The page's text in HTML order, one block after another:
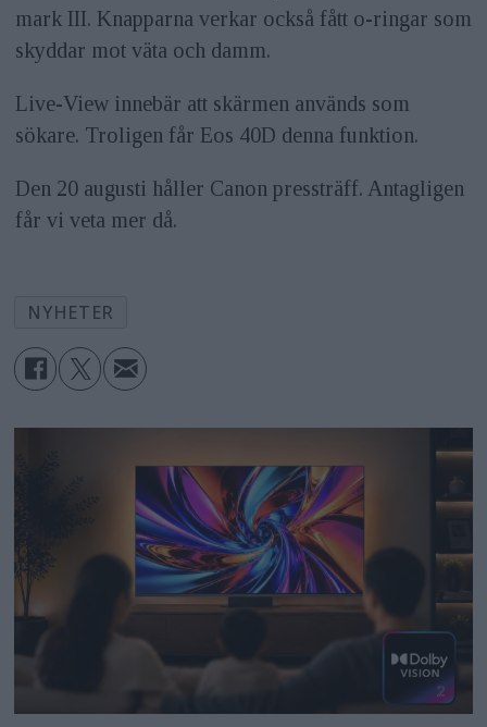
mark III. Knapparna verkar också fått o-ringar som
skyddar mot väta och damm.
Live-View innebär att skärmen används som
sökare. Troligen får Eos 40D denna funktion.
Den 20 augusti håller Canon pressträff. Antagligen
får vi veta mer då.
NYHETER